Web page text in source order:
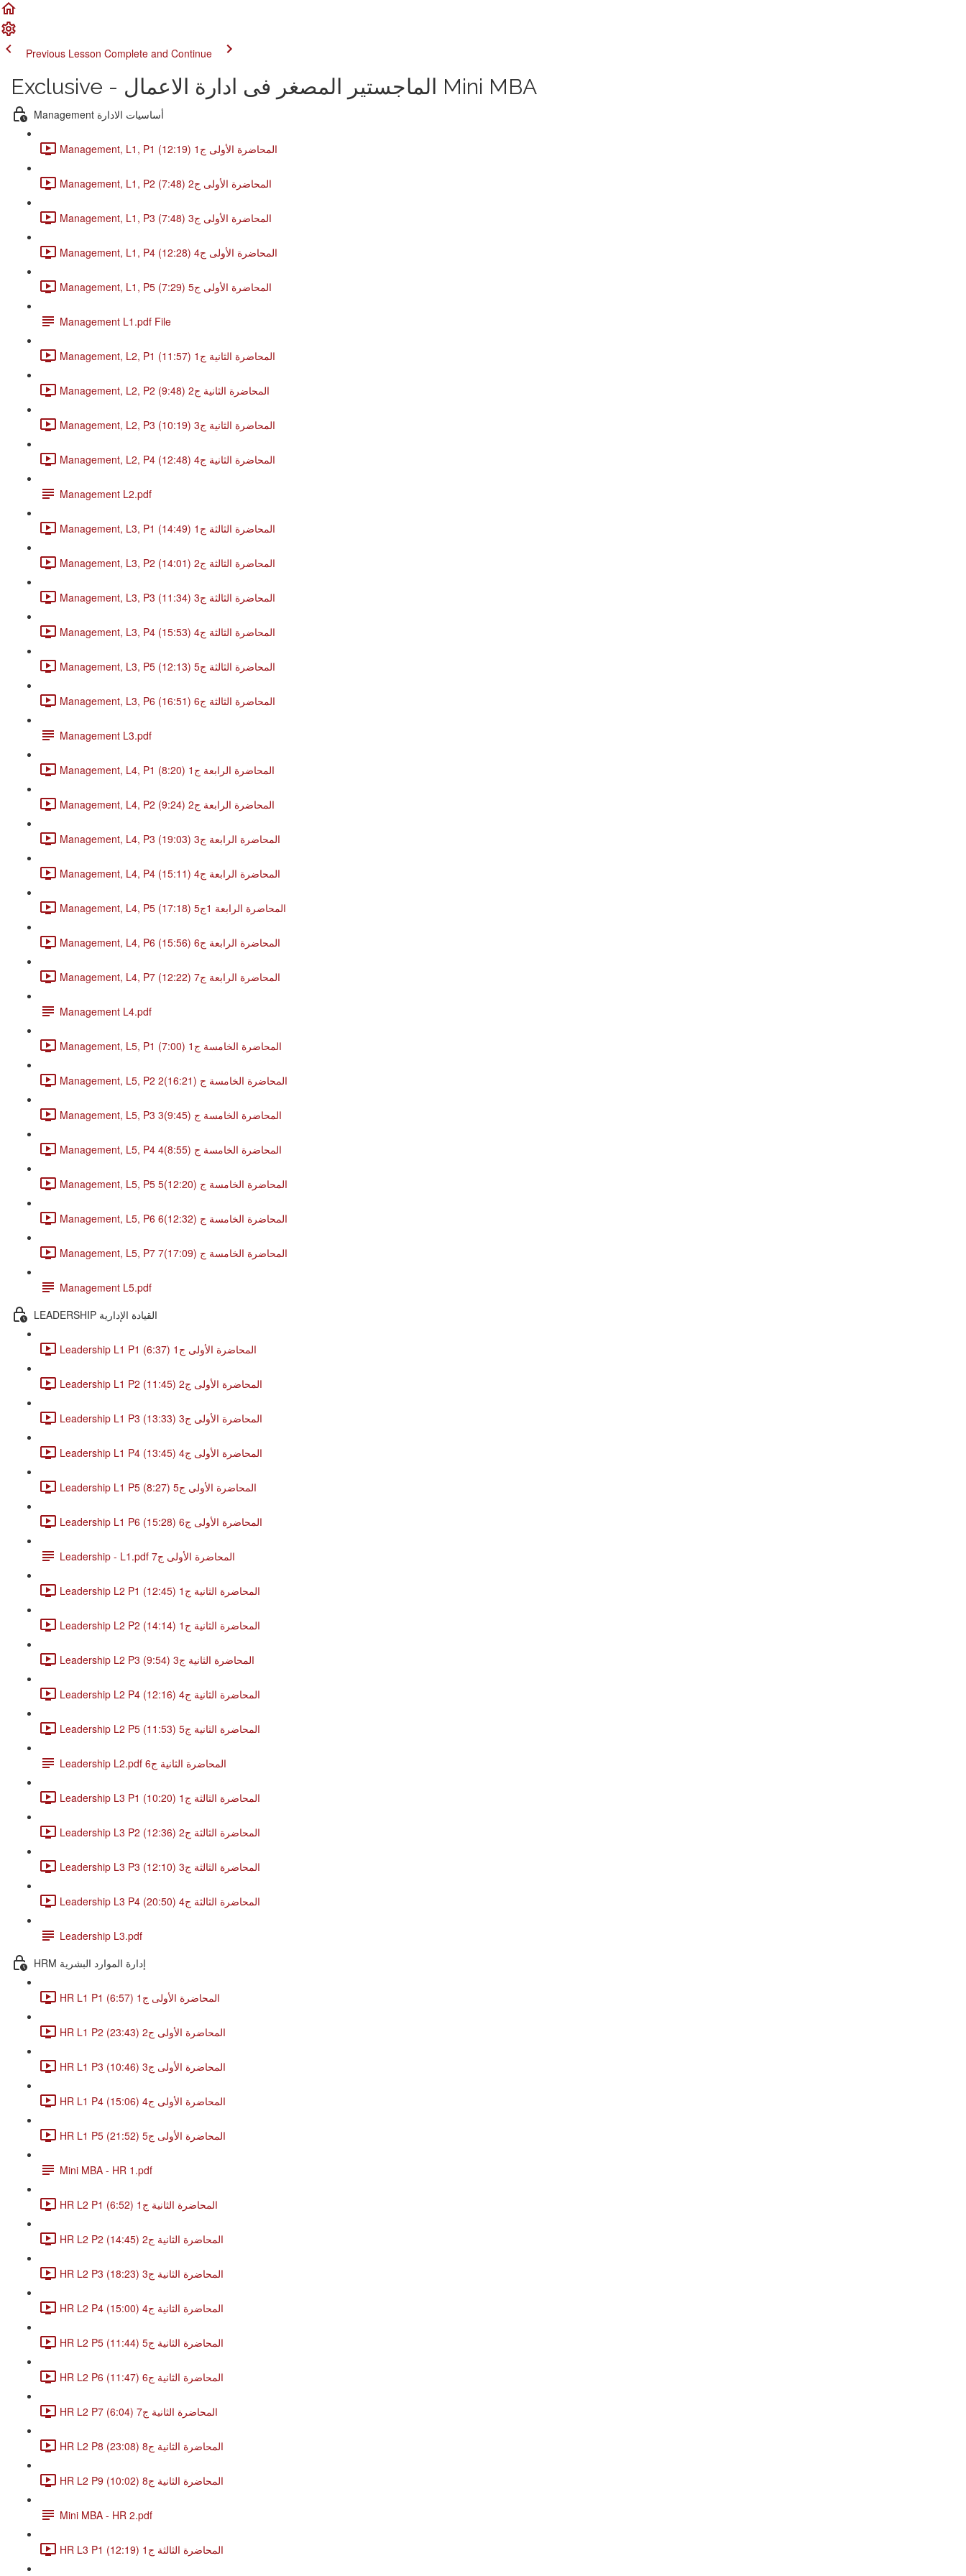
Previous Lesson Complete and Continue
Exclusive - الماجستير المصغر فى ادارة الاعمال Mini MBA
Management أساسيات الادارة
Management, L1, P1 المحاضرة الأولى ج1 (12:19)
Management, L1, P2 المحاضرة الأولى ج2 (7:48)
Management, L1, P3 المحاضرة الأولى ج3 (7:48)
Management, L1, P4 المحاضرة الأولى ج4 (12:28)
Management, L1, P5 المحاضرة الأولى ج5 (7:29)
Management L1.pdf File
Management, L2, P1 المحاضرة الثانية ج1 (11:57)
Management, L2, P2 المحاضرة الثانية ج2 (9:48)
Management, L2, P3 المحاضرة الثانية ج3 (10:19)
Management, L2, P4 المحاضرة الثانية ج4 (12:48)
Management L2.pdf
Management, L3, P1 المحاضرة الثالثة ج1 (14:49)
Management, L3, P2 المحاضرة الثالثة ج2 (14:01)
Management, L3, P3 المحاضرة الثالثة ج3 (11:34)
Management, L3, P4 المحاضرة الثالثة ج4 (15:53)
Management, L3, P5 المحاضرة الثالثة ج5 (12:13)
Management, L3, P6 المحاضرة الثالثة ج6 (16:51)
Management L3.pdf
Management, L4, P1 المحاضرة الرابعة ج1 (8:20)
Management, L4, P2 المحاضرة الرابعة ج2 (9:24)
Management, L4, P3 المحاضرة الرابعة ج3 (19:03)
Management, L4, P4 المحاضرة الرابعة ج4 (15:11)
Management, L4, P5 المحاضرة الرابعة 1ج5 (17:18)
Management, L4, P6 المحاضرة الرابعة ج6 (15:56)
Management, L4, P7 المحاضرة الرابعة ج7 (12:22)
Management L4.pdf
Management, L5, P1 المحاضرة الخامسة ج1 (7:00)
Management, L5, P2 2المحاضرة الخامسة ج (16:21)
Management, L5, P3 3المحاضرة الخامسة ج (9:45)
Management, L5, P4 4المحاضرة الخامسة ج (8:55)
Management, L5, P5 5المحاضرة الخامسة ج (12:20)
Management, L5, P6 6المحاضرة الخامسة ج (12:32)
Management, L5, P7 7المحاضرة الخامسة ج (17:09)
Management L5.pdf
LEADERSHIP القيادة الإدارية
Leadership L1 P1 المحاضرة الأولى ج1 (6:37)
Leadership L1 P2 المحاضرة الأولى ج2 (11:45)
Leadership L1 P3 المحاضرة الأولى ج3 (13:33)
Leadership L1 P4 المحاضرة الأولى ج4 (13:45)
Leadership L1 P5 المحاضرة الأولى ج5 (8:27)
Leadership L1 P6 المحاضرة الأولى ج6 (15:28)
Leadership - L1.pdf المحاضرة الأولى ج7
Leadership L2 P1 المحاضرة الثانية ج1 (12:45)
Leadership L2 P2 المحاضرة الثانية ج1 (14:14)
Leadership L2 P3 المحاضرة الثانية ج3 (9:54)
Leadership L2 P4 المحاضرة الثانية ج4 (12:16)
Leadership L2 P5 المحاضرة الثانية ج5 (11:53)
Leadership L2.pdf المحاضرة الثانية ج6
Leadership L3 P1 المحاضرة الثالثة ج1 (10:20)
Leadership L3 P2 المحاضرة الثالثة ج2 (12:36)
Leadership L3 P3 المحاضرة الثالثة ج3 (12:10)
Leadership L3 P4 المحاضرة الثالثة ج4 (20:50)
Leadership L3.pdf
HRM إدارة الموارد البشرية
HR L1 P1 المحاضرة الأولى ج1 (6:57)
HR L1 P2 المحاضرة الأولى ج2 (23:43)
HR L1 P3 المحاضرة الأولى ج3 (10:46)
HR L1 P4 المحاضرة الأولى ج4 (15:06)
HR L1 P5 المحاضرة الأولى ج5 (21:52)
Mini MBA - HR 1.pdf
HR L2 P1 المحاضرة الثانية ج1 (6:52)
HR L2 P2 المحاضرة الثانية ج2 (14:45)
HR L2 P3 المحاضرة الثانية ج3 (18:23)
HR L2 P4 المحاضرة الثانية ج4 (15:00)
HR L2 P5 المحاضرة الثانية ج5 (11:44)
HR L2 P6 المحاضرة الثانية ج6 (11:47)
HR L2 P7 المحاضرة الثانية ج7 (6:04)
HR L2 P8 المحاضرة الثانية ج8 (23:08)
HR L2 P9 المحاضرة الثانية ج8 (10:02)
Mini MBA - HR 2.pdf
HR L3 P1 المحاضرة الثالثة ج1 (12:19)